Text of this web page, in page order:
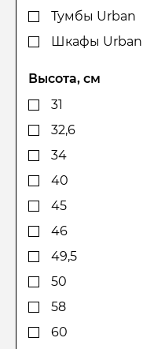
Тумбы Urban
Шкафы Urban
Высота, см
31
32,6
34
40
45
46
49,5
50
58
60